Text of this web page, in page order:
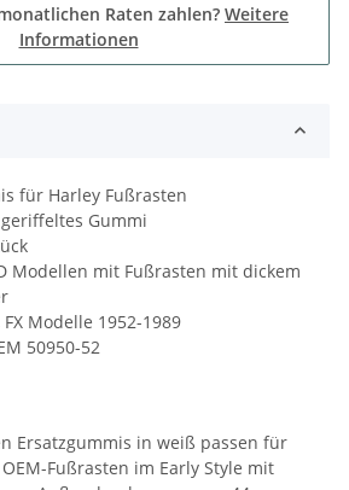
Raten zahlen? Weitere
Informationen
für Harley Fußrasten
Gummi
Modellen mit Fußrasten mit dickem
FX Modelle 1952-1989
50950-52
Ersatzgummis in weiß passen für
Fußrasten im Early Style mit